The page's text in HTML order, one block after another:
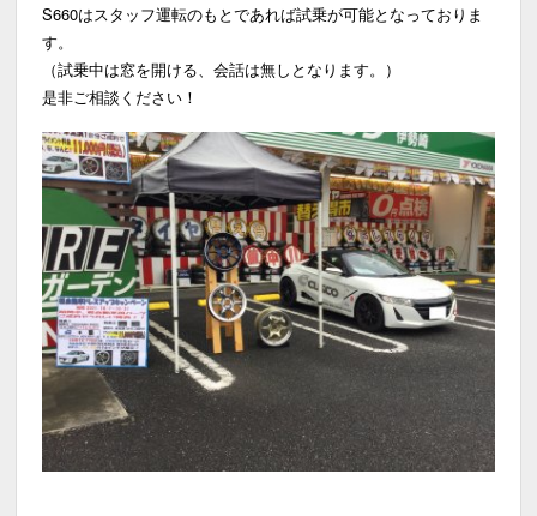
S660はスタッフ運転のもとであれば試乗が可能となっておりま
す。
（試乗中は窓を開ける、会話は無しとなります。）
是非ご相談ください！